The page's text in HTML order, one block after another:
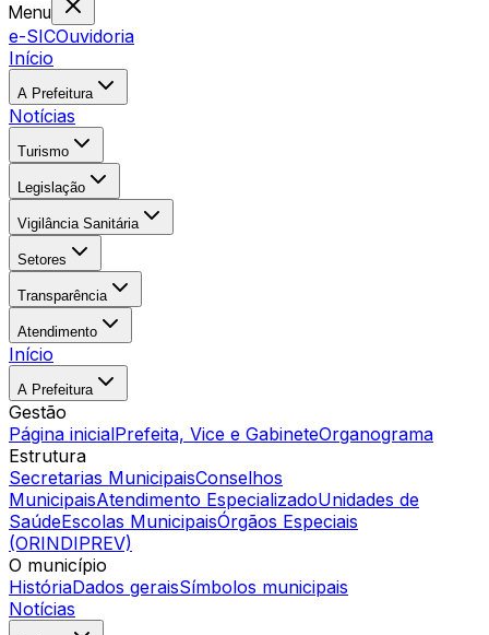
Menu
e-SICOuvidoria
Início
A Prefeitura
Notícias
Turismo
Legislação
Vigilância Sanitária
Setores
Transparência
Atendimento
Início
A Prefeitura
Gestão
Página inicialPrefeita, Vice e GabineteOrganograma
Estrutura
Secretarias MunicipaisConselhos
MunicipaisAtendimento EspecializadoUnidades de
SaúdeEscolas MunicipaisÓrgãos Especiais
(ORINDIPREV)
O município
HistóriaDados geraisSímbolos municipais
Notícias